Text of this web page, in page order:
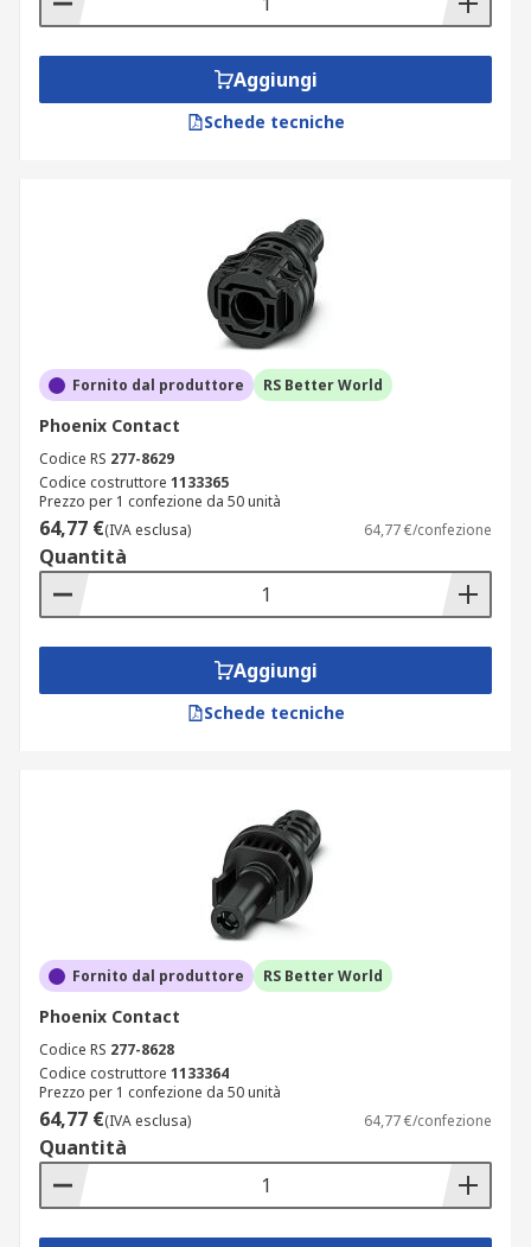
Aggiungi
Schede tecniche
Fornito dal produttore RS Better World
Phoenix Contact
Codice RS 277-8629
Codice costruttore 1133365
Prezzo per 1 confezione da 50 unità
64,77 €(IVA esclusa) 64,77 €/confezione
Quantità
Aggiungi
Schede tecniche
Fornito dal produttore RS Better World
Phoenix Contact
Codice RS 277-8628
Codice costruttore 1133364
Prezzo per 1 confezione da 50 unità
64,77 €(IVA esclusa) 64,77 €/confezione
Quantità